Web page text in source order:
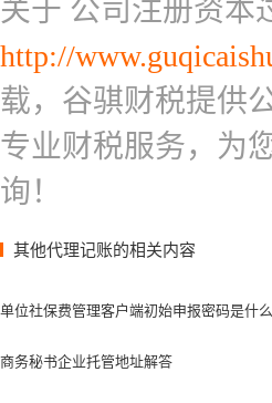
关于 公司注册资本
http://
载，谷骐财税提供
专业财税服务，为
询！
其他代理记账的相关内容
单位社保费管理客户端初始申报密码是什么
商务秘书企业托管地址解答